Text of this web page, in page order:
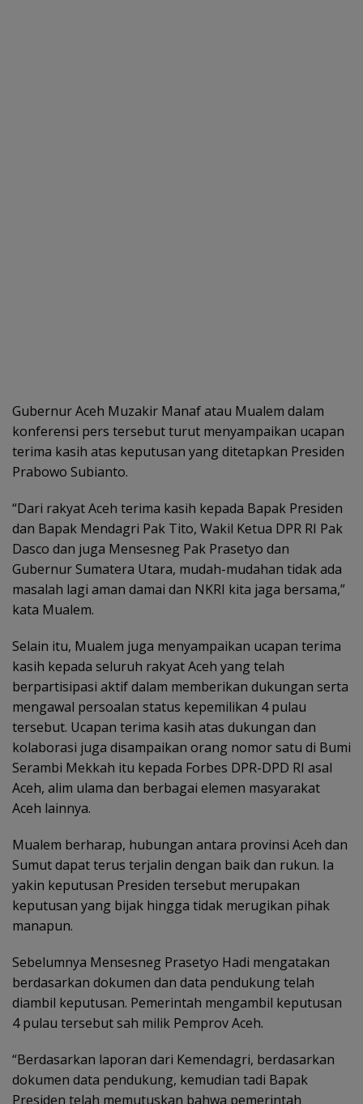
Gubernur Aceh Muzakir Manaf atau Mualem dalam
konferensi pers tersebut turut menyampaikan ucapan
terima kasih atas keputusan yang ditetapkan Presiden
Prabowo Subianto.
“Dari rakyat Aceh terima kasih kepada Bapak Presiden
dan Bapak Mendagri Pak Tito, Wakil Ketua DPR RI Pak
Dasco dan juga Mensesneg Pak Prasetyo dan
Gubernur Sumatera Utara, mudah-mudahan tidak ada
masalah lagi aman damai dan NKRI kita jaga bersama,”
kata Mualem.
Selain itu, Mualem juga menyampaikan ucapan terima
kasih kepada seluruh rakyat Aceh yang telah
berpartisipasi aktif dalam memberikan dukungan serta
mengawal persoalan status kepemilikan 4 pulau
tersebut. Ucapan terima kasih atas dukungan dan
kolaborasi juga disampaikan orang nomor satu di Bumi
Serambi Mekkah itu kepada Forbes DPR-DPD RI asal
Aceh, alim ulama dan berbagai elemen masyarakat
Aceh lainnya.
Mualem berharap, hubungan antara provinsi Aceh dan
Sumut dapat terus terjalin dengan baik dan rukun. Ia
yakin keputusan Presiden tersebut merupakan
keputusan yang bijak hingga tidak merugikan pihak
manapun.
Sebelumnya Mensesneg Prasetyo Hadi mengatakan
berdasarkan dokumen dan data pendukung telah
diambil keputusan. Pemerintah mengambil keputusan
4 pulau tersebut sah milik Pemprov Aceh.
“Berdasarkan laporan dari Kemendagri, berdasarkan
dokumen data pendukung, kemudian tadi Bapak
Presiden telah memutuskan bahwa pemerintah